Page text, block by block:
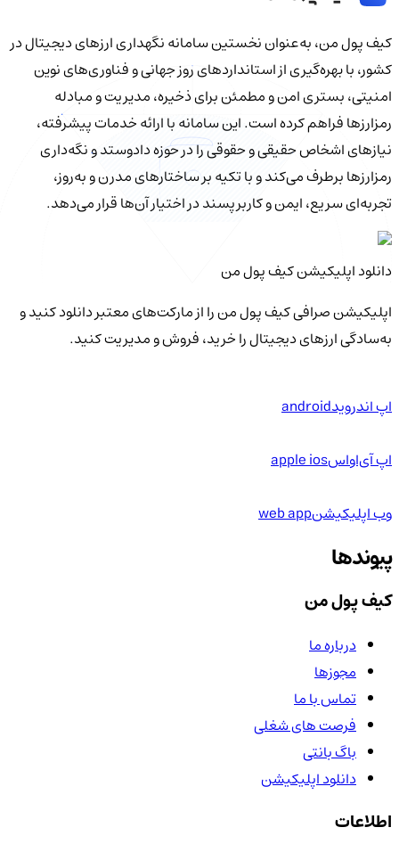
کیف‌ پول من، به‌عنوان نخستین سامانه نگهداری ارزهای دیجیتال در
کشور، با بهره‌گیری از استانداردهای روز جهانی و فناوری‌های نوین
امنیتی، بستری امن و مطمئن برای ذخیره، مدیریت و مبادله
رمزارزها فراهم کرده است. این سامانه با ارائه خدمات پیشرفته،
نیازهای اشخاص حقیقی و حقوقی را در حوزه دادوستد و نگه‌داری
رمزارزها برطرف می‌کند و با تکیه بر ساختارهای مدرن و به‌روز،
تجربه‌ای سریع، ایمن و کاربرپسند در اختیار آن‌ها قرار می‌دهد.
دانلود اپلیکیشن کیف‌ پول من
اپلیکیشن صرافی کیف پول من را از مارکت‌های معتبر دانلود کنید و
به‌سادگی ارزهای دیجیتال را خرید، فروش و مدیریت کنید.
اپ اندرویدandroid
اپ آی‌او‌اسapple ios
وب اپلیکیشنweb app
پیوندها
کیف پول من
درباره ما
مجوزها
تماس با ما
فرصت های شغلی
باگ بانتی
دانلود اپلیکیشن
اطلاعات